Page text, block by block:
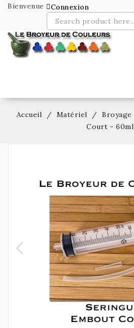
Bienvenue Connexion
Accueil Matériel Broyage
Court - 60ml